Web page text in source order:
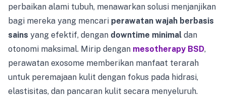
perbaikan alami tubuh, menawarkan solusi menjanjikan
bagi mereka yang mencari perawatan wajah berbasis
sains yang efektif, dengan downtime minimal dan
otonomi maksimal. Mirip dengan mesotherapy BSD,
perawatan exosome memberikan manfaat terarah
untuk peremajaan kulit dengan fokus pada hidrasi,
elastisitas, dan pancaran kulit secara menyeluruh.